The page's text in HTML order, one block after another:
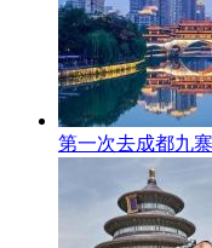
第一次去成都九